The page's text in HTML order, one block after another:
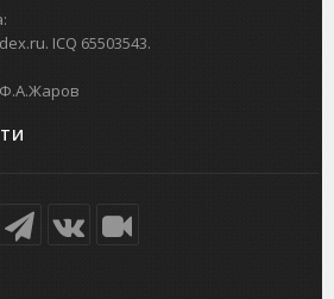
ICQ 65503543.